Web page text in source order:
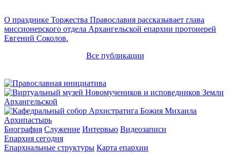
О празднике Торжества Православия рассказывает глава
миссионерского отдела Архангельской епархии протоиерей
Евгений Соколов.
Все публикации
Архипастырь
Биография Служение Интервью Видеозаписи
Епархия сегодня
Епархиальные структуры Карта епархии